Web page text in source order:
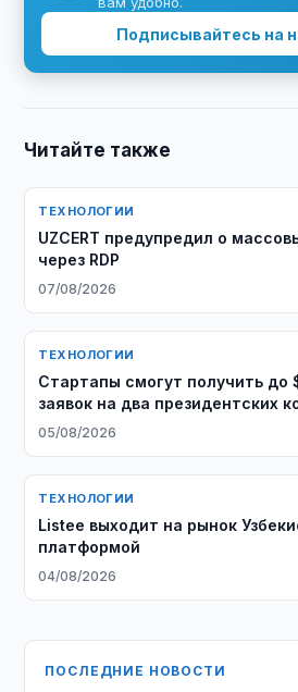
Подписывайтесь на
Читайте также
ТЕХНОЛОГИИ
UZCERT предупредил о
через RDP
07/08/2026
ТЕХНОЛОГИИ
Стартапы смогут получить до
заявок на два президентских
продолжается
05/08/2026
ТЕХНОЛОГИИ
Listee выходит на рынок
платформой
04/08/2026
ПОСЛЕДНИЕ НОВОСТИ